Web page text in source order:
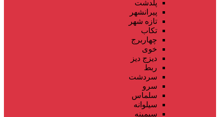
پلدشت
پیرانشهر
تازه شهر
تکاب
چهاربرج
خوی
دیزج دیز
ربط
سردشت
سرو
سلماس
سیلوانه
سیمینه